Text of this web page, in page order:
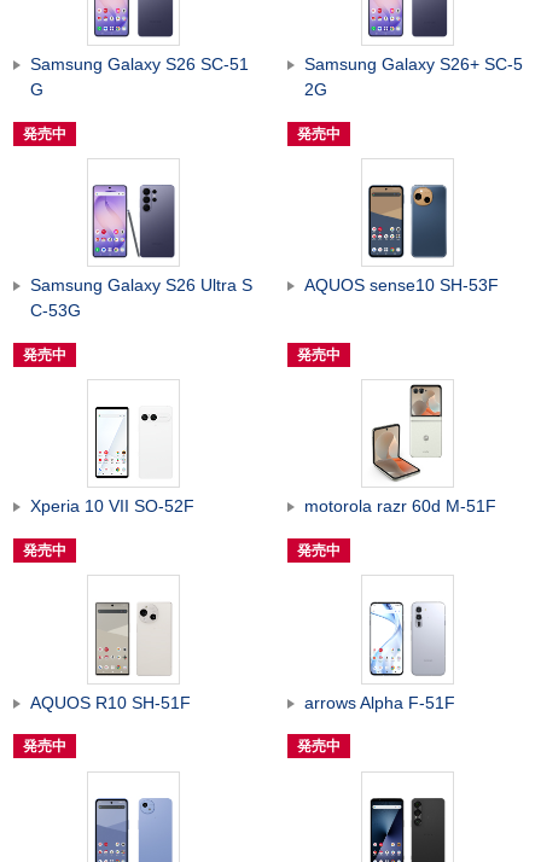
Samsung Galaxy S26 SC-51
G
発売中
Samsung Galaxy S26+ SC-5
2G
発売中
Samsung Galaxy S26 Ultra S
C-53G
発売中
AQUOS sense10 SH-53F
発売中
Xperia 10 VII SO-52F
発売中
motorola razr 60d M-51F
発売中
AQUOS R10 SH-51F
発売中
arrows Alpha F-51F
発売中